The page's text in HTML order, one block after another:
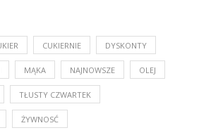
CUKIERNIE DYSKONTY
MĄKA NAJNOWSZE OLEJ
TŁUSTY CZWARTEK
ŻYWNOSĆ